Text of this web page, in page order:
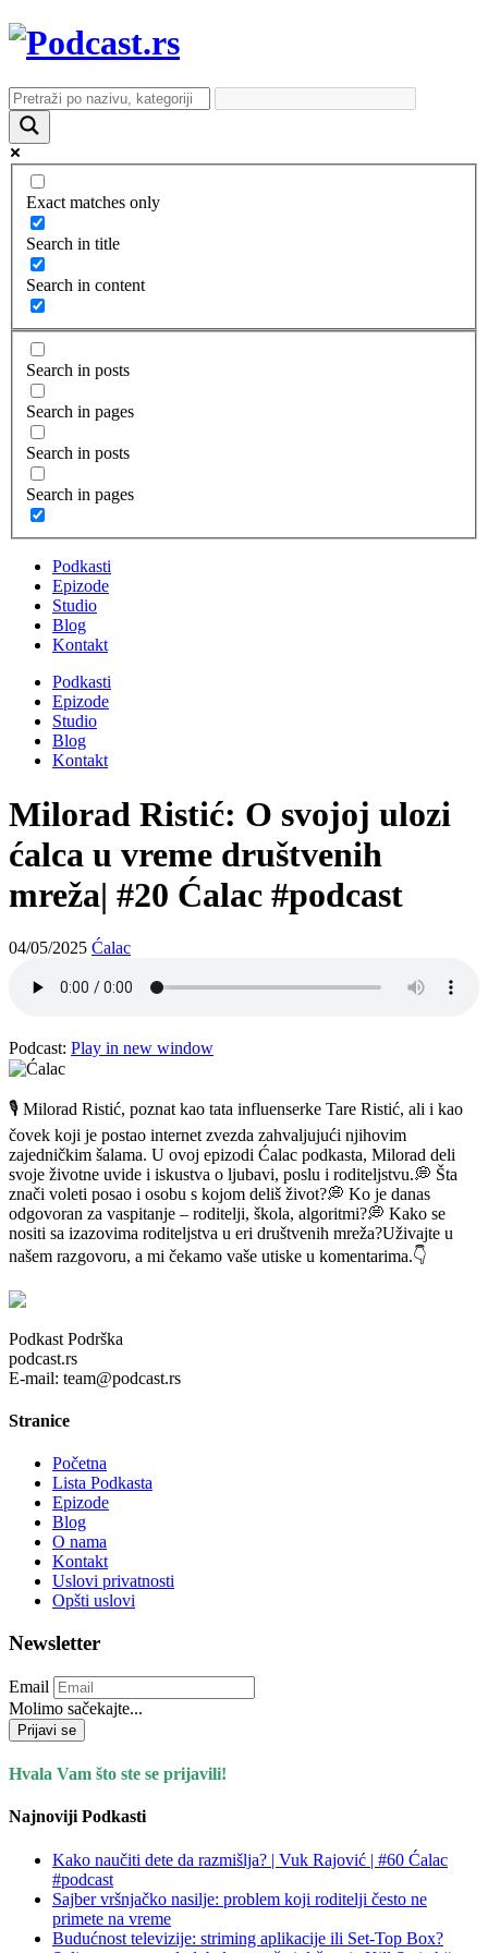
Exact matches only
Search in title
Search in content
Search in posts
Search in pages
Search in posts
Search in pages
Podkasti
Epizode
Studio
Blog
Kontakt
Podkasti
Epizode
Studio
Blog
Kontakt
Milorad Ristić: O svojoj ulozi
ćalca u vreme društvenih
mreža| #20 Ćalac #podcast
04/05/2025 Ćalac
Podcast: Play in new window
🎙️ Milorad Ristić, poznat kao tata influenserke Tare Ristić, ali i kao
čovek koji je postao internet zvezda zahvaljujući njihovim
zajedničkim šalama. U ovoj epizodi Ćalac podkasta, Milorad deli
svoje životne uvide i iskustva o ljubavi, poslu i roditeljstvu.💭 Šta
znači voleti posao i osobu s kojom deliš život?💭 Ko je danas
odgovoran za vaspitanje – roditelji, škola, algoritmi?💭 Kako se
nositi sa izazovima roditeljstva u eri društvenih mreža?Uživajte u
našem razgovoru, a mi čekamo vaše utiske u komentarima.👇
Podkast Podrška
podcast.rs
E-mail: team@podcast.rs
Stranice
Početna
Lista Podkasta
Epizode
Blog
O nama
Kontakt
Uslovi privatnosti
Opšti uslovi
Newsletter
Email
Molimo sačekajte...
Prijavi se
Hvala Vam što ste se prijavili!
Najnoviji Podkasti
Kako naučiti dete da razmišlja? | Vuk Rajović | #60 Ćalac
#podcast
Sajber vršnjačko nasilje: problem koji roditelji često ne
primete na vreme
Budućnost televizije: striming aplikacije ili Set-Top Box?